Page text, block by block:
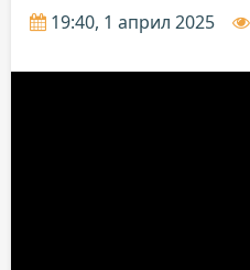
19:40, 1 април 2025